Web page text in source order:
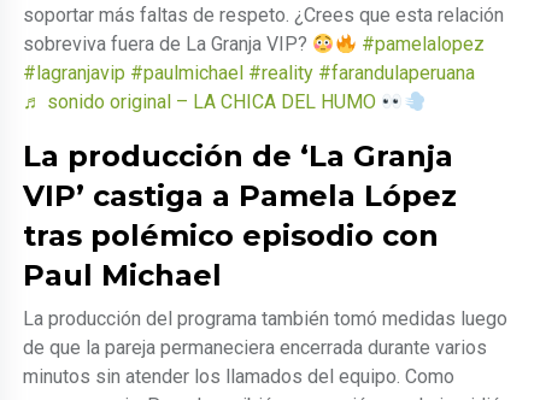
soportar más faltas de respeto. ¿Crees que esta relación
sobreviva fuera de La Granja VIP?
#pamelalopez
#lagranjavip #paulmichael #reality #farandulaperuana
♬ sonido original – LA CHICA DEL HUMO
La producción de ‘La Granja
VIP’ castiga a Pamela López
tras polémico episodio con
Paul Michael
La producción del programa también tomó medidas luego
de que la pareja permaneciera encerrada durante varios
minutos sin atender los llamados del equipo. Como